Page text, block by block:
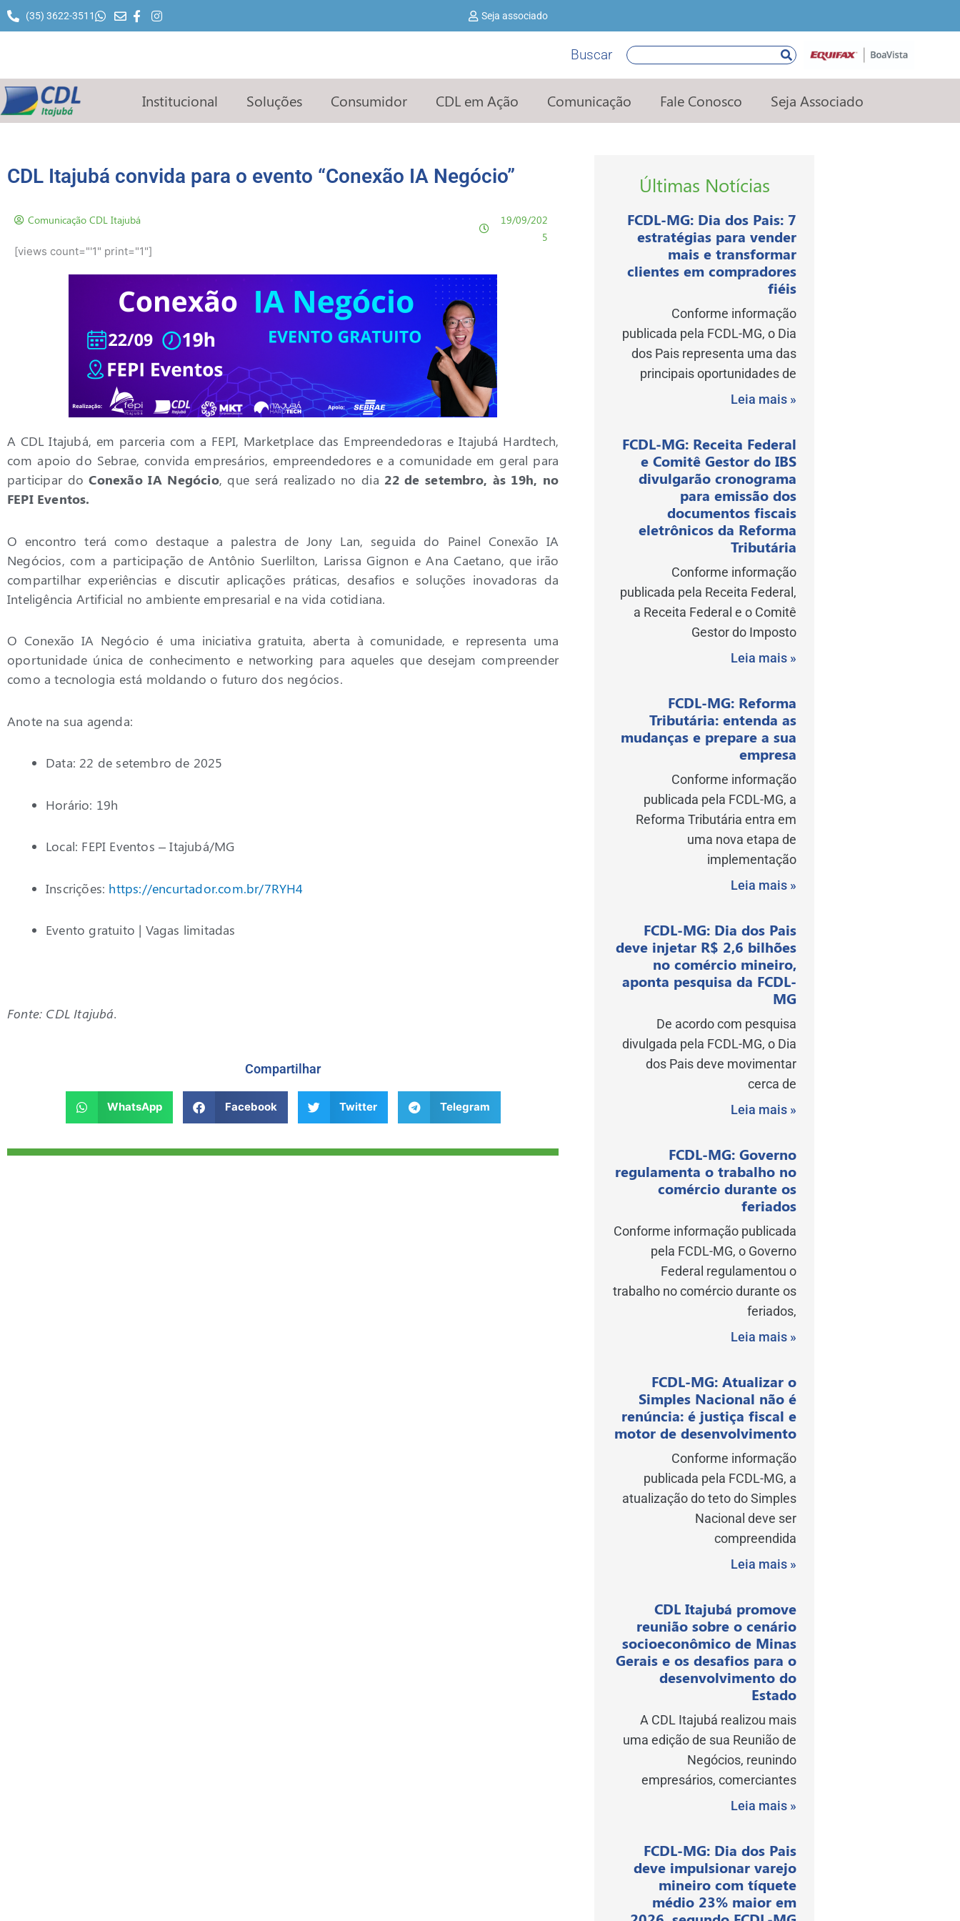
para
(35) 3622-3511 Seja associado
Buscar Pesquisar
Institucional Soluções Consumidor CDL em Ação Comunicação Fale Conosco Seja Associado
CDL Itajubá convida para o evento “Conexão IA Negócio”
Comunicação CDL Itajubá
[views count="'1" print="1"]
19/09/202
5
A CDL Itajubá, em parceria com a FEPI, Marketplace das Empreendedoras e Itajubá Hardtech,
com apoio do Sebrae, convida empresários, empreendedores e a comunidade em geral para
participar doConexão IA Negócio, que será realizado no dia 22 de setembro, às 19h, no
FEPI Eventos.
O encontro terá como destaque a palestra de Jony Lan, seguida do Painel Conexão IA
Negócios, com a participação de Antônio Suerlilton, Larissa Gignon e Ana Caetano, que irão
compartilhar experiências e discutir aplicações práticas, desafios e soluções inovadoras da
Inteligência Artificial no ambiente empresarial e na vida cotidiana.
O Conexão IA Negócio é uma iniciativa gratuita, aberta à comunidade, e representa uma
oportunidade única de conhecimento e networking para aqueles que desejam compreender
como a tecnologia está moldando o futuro dos negócios.
Anote na sua agenda:
Data: 22 de setembro de 2025
Horário: 19h
Local: FEPI Eventos – Itajubá/MG
Inscrições: https://encurtador.com.br/7RYH4
Evento gratuito | Vagas limitadas
Fonte: CDL Itajubá.
Compartilhar
WhatsApp Facebook Twitter Telegram
Últimas Notícias
FCDL-MG: Dia dos Pais: 7
estratégias para vender
mais e transformar
clientes em compradores
fiéis
Conforme informação
publicada pela FCDL-MG, o Dia
dos Pais representa uma das
principais oportunidades de
Leia mais »
FCDL-MG: Receita Federal
e Comitê Gestor do IBS
divulgarão cronograma
para emissão dos
documentos fiscais
eletrônicos da Reforma
Tributária
Conforme informação
publicada pela Receita Federal,
a Receita Federal e o Comitê
Gestor do Imposto
Leia mais »
FCDL-MG: Reforma
Tributária: entenda as
mudanças e prepare a sua
empresa
Conforme informação
publicada pela FCDL-MG, a
Reforma Tributária entra em
uma nova etapa de
implementação
Leia mais »
FCDL-MG: Dia dos Pais
deve injetar R$ 2,6 bilhões
no comércio mineiro,
aponta pesquisa da FCDL-
MG
De acordo com pesquisa
divulgada pela FCDL-MG, o Dia
dos Pais deve movimentar
cerca de
Leia mais »
FCDL-MG: Governo
regulamenta o trabalho no
comércio durante os
feriados
Conforme informação publicada
pela FCDL-MG, o Governo
Federal regulamentou o
trabalho no comércio durante os
feriados,
Leia mais »
FCDL-MG: Atualizar o
Simples Nacional não é
renúncia: é justiça fiscal e
motor de desenvolvimento
Conforme informação
publicada pela FCDL-MG, a
atualização do teto do Simples
Nacional deve ser
compreendida
Leia mais »
CDL Itajubá promove
reunião sobre o cenário
socioeconômico de Minas
Gerais e os desafios para o
desenvolvimento do
Estado
A CDL Itajubá realizou mais
uma edição de sua Reunião de
Negócios, reunindo
empresários, comerciantes
Leia mais »
FCDL-MG: Dia dos Pais
deve impulsionar varejo
mineiro com tíquete
médio 23% maior em